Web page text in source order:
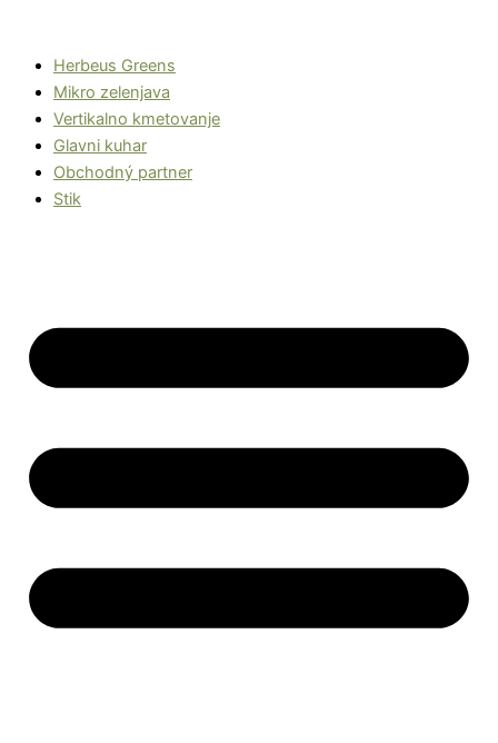
vsebinoHerbeus Greens
Mikro zelenjava
Vertikalno kmetovanje
Glavni kuhar
Obchodný partner
Stik